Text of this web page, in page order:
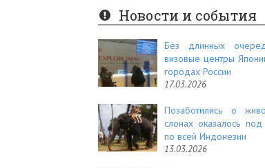
er
es
t
e
d
Новости и события
Без длинных
визовые центры
городах России
17.03.2026
Позаботились о
слонах оказалось
по всей Индонезии
13.03.2026